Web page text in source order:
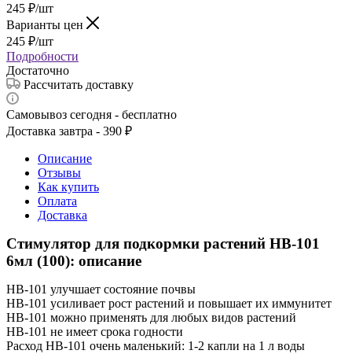
245 ₽/шт
Варианты цен
245 ₽/шт
Подробности
Достаточно
Рассчитать доставку
Самовывоз сегодня - бесплатно
Доставка завтра - 390 ₽
Описание
Отзывы
Как купить
Оплата
Доставка
Стимулятор для подкормки растений НВ-101
6мл (100): описание
НВ-101 улучшает состояние почвы
НВ-101 усиливает рост растений и повышает их иммунитет
НВ-101 можно применять для любых видов растений
НВ-101 не имеет срока годности
Расход НВ-101 очень маленький: 1-2 капли на 1 л воды